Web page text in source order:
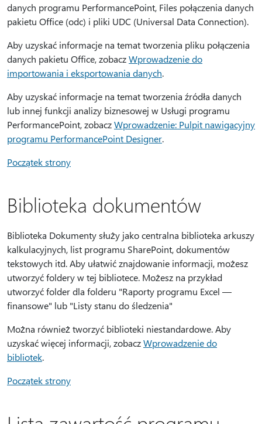
danych programu PerformancePoint, Files połączenia danych
pakietu Office (odc) i pliki UDC (Universal Data Connection).
Aby uzyskać informacje na temat tworzenia pliku połączenia
danych pakietu Office, zobaczWprowadzenie do
importowania i eksportowania danych.
Aby uzyskać informacje na temat tworzenia źródła danych
lub innej funkcji analizy biznesowej w Usługi programu
PerformancePoint, zobaczWprowadzenie: Pulpit nawigacyjny
programu PerformancePoint Designer.
Początek strony
Biblioteka dokumentów
Biblioteka Dokumenty służy jako centralna biblioteka arkuszy
kalkulacyjnych, list programu SharePoint, dokumentów
tekstowych itd. Aby ułatwić znajdowanie informacji, możesz
utworzyć foldery w tej bibliotece. Możesz na przykład
utworzyć folder dla folderu "Raporty programu Excel —
finansowe" lub "Listy stanu do śledzenia"
Można również tworzyć biblioteki niestandardowe. Aby
uzyskać więcej informacji, zobaczWprowadzenie do
bibliotek.
Początek strony